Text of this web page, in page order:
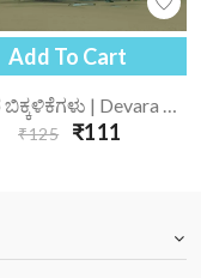
Add To Cart
₹125 ₹111